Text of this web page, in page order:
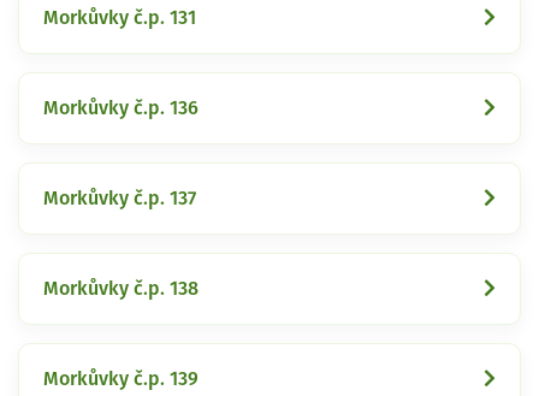
Morkůvky č.p. 131
Morkůvky č.p. 136
Morkůvky č.p. 137
Morkůvky č.p. 138
Morkůvky č.p. 139